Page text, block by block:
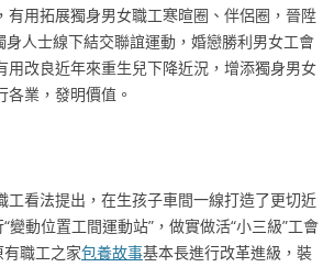
用拓展獨身男女職工寒暄圈、伴侶圈，晉陞
人士線下結交聯誼運動，婚戀勝利男女工會
改良近年來重生兒下降近況，增添獨身男女
業，發明價值。
看法提出，在生孩子車間一線打造了更切近
變動位置工間運動站”，做實做活“小三級”工會
職工之家包養故事基本長進行改革進級，裝